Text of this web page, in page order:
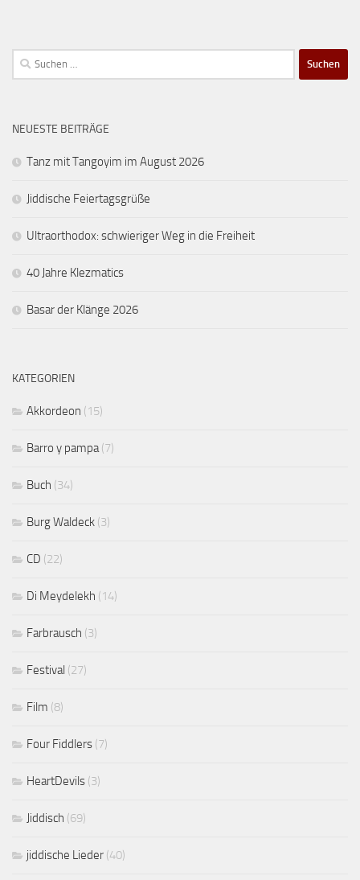
Suchen
nach:
NEUESTE BEITRÄGE
Tanz mit Tangoyim im August 2026
Jiddische Feiertagsgrüße
Ultraorthodox: schwieriger Weg in die Freiheit
40 Jahre Klezmatics
Basar der Klänge 2026
KATEGORIEN
Akkordeon (15)
Barro y pampa(7)
Buch (34)
Burg Waldeck (3)
CD (22)
Di Meydelekh (14)
Farbrausch (3)
Festival (27)
Film (8)
Four Fiddlers (7)
HeartDevils (3)
Jiddisch (69)
jiddische Lieder (40)